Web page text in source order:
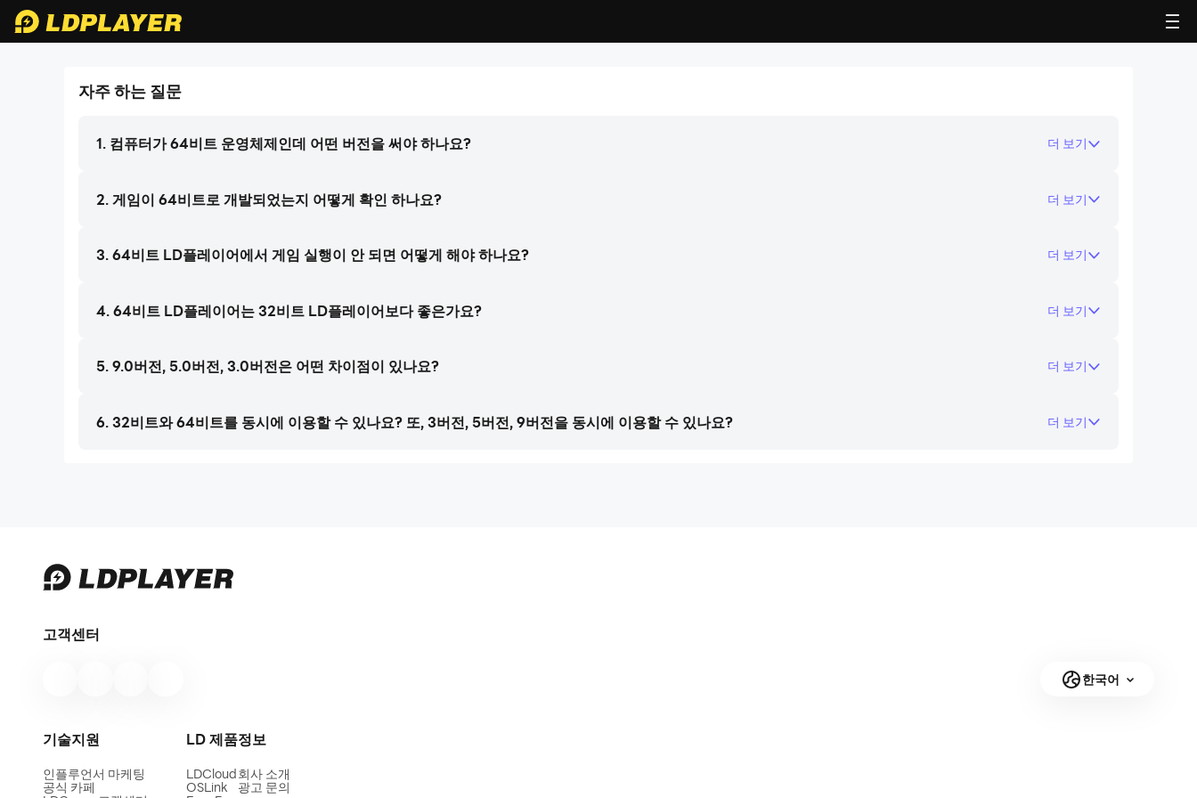
LDPlayer 9
비약적으로 강화된 시스템, 획기적인 도약을 이뤄낸 성능까지!
LDPLAYER
LDPlayer 9
비약적으로 강화된 시스템, 획기적인 도약을
이뤄낸 성능까지!
낮은 CPU & 메모리 점유율, 컴퓨터 사양이
자주 하는 질문
1. 컴퓨터가 64비트 운영체제인데 어떤 버전을 써야 하나요? 더 보기
2. 게임이 64비트로 개발되었는지 어떻게 확인 하나요? 더 보기
3. 64비트 LD플레이어에서 게임 실행이 안 되면 어떻게 해야 하나요? 더 보기
4. 64비트 LD플레이어는 32비트 LD플레이어보다 좋은가요? 더 보기
5. 9.0버전, 5.0버전, 3.0버전은 어떤 차이점이 있나요? 더 보기
6. 32비트와 64비트를 동시에 이용할 수 있나요? 또, 3버전, 5버전, 9버전을 동시에 이용할 수 있나요? 더 보기
고객센터
한국어
기술지원
인플루언서 마케팅
공식 카페
LD 제품
LDCloud
OSLink
정보
회사 소개
광고 문의